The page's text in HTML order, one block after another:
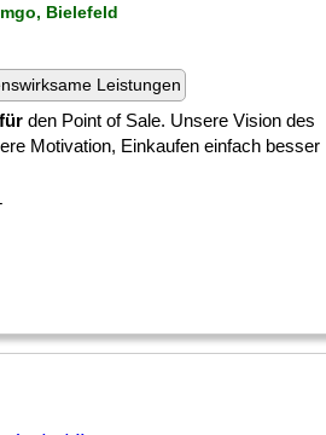
Bielefeld
Leistungen
für den Point of Sale. Unsere Vision des
Motivation, Einkaufen einfach besser